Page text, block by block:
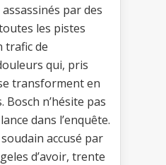
par des
les pistes
trafic de
qui, pris
transforment en
n’hésite pas
dans l’enquête.
accusé par
d’avoir, trente